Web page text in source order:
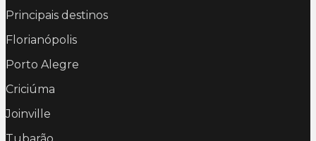
Principais destinos
Florianópolis
Porto Alegre
Criciúma
Joinville